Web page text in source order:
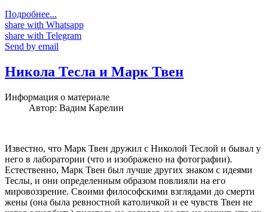
Подробнее...
share with Whatsapp
share with Telegram
Send by email
Никола Тесла и Марк Твен
Информация о материале
Автор: Вадим Карелин
Известно, что Марк Твен дружил с Николой Теслой и бывал у
него в лаборатории (что и изображено на фотографии).
Естественно, Марк Твен был лучше других знаком с идеями
Теслы, и они определенным образом повлияли на его
мировоззрение. Своими философскими взглядами до смерти
жены (она была ревностной католичкой и ее чувств Твен не